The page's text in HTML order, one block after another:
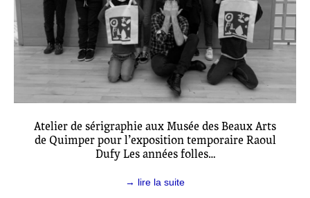
Atelier de sérigraphie aux Musée des Beaux Arts
de Quimper pour l’exposition temporaire Raoul
Dufy Les années folles…
→ lire la suite